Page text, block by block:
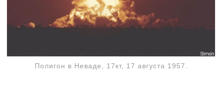
Полигон в Неваде, 17кт, 17 августа 1957.